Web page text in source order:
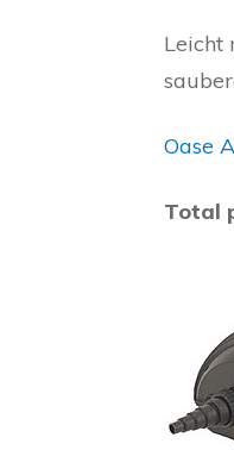
Leicht
Oase
Total